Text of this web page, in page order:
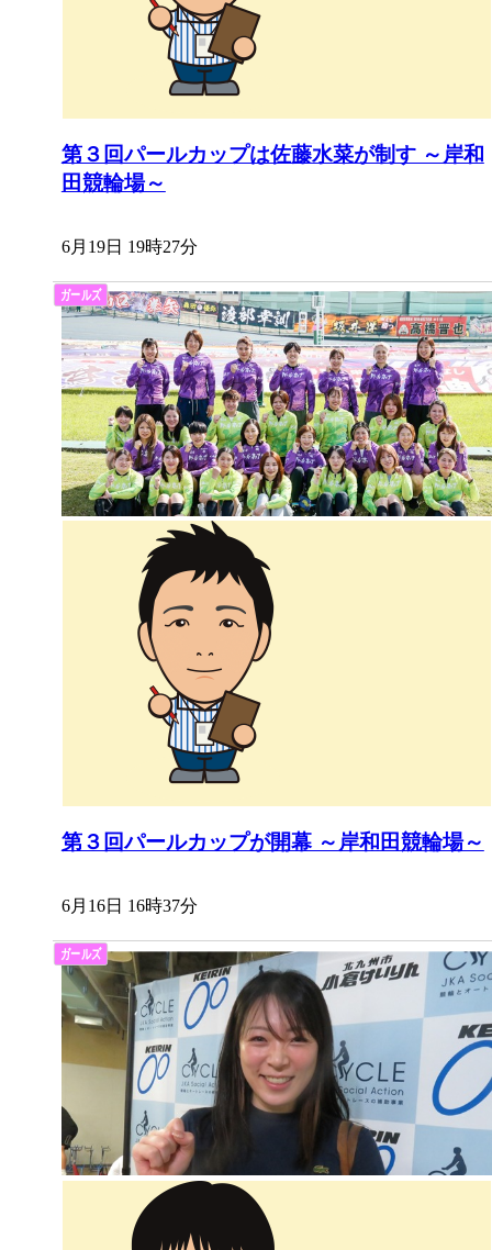
第３回パールカップは佐藤水菜が制す ～岸和
田競輪場～
6月19日 19時27分
第３回パールカップが開幕 ～岸和田競輪場～
6月16日 16時37分